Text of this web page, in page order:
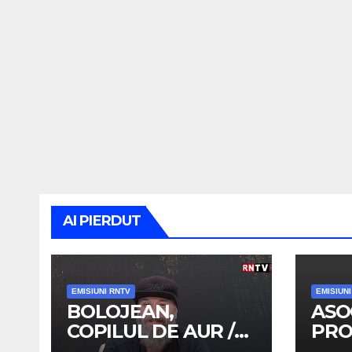
AI PIERDUT
EMISIUNI RNTV
BOLOJEAN,
COPILUL DE AUR /